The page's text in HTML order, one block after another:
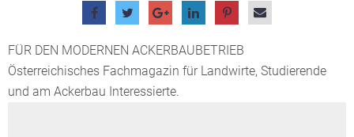
FÜR DEN MODERNEN ACKERBAUBETRIEB
Österreichisches Fachmagazin für Landwirte, Studierende
und am Ackerbau Interessierte.